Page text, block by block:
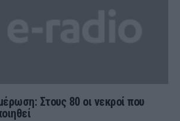
Στους 80 οι νεκροί που